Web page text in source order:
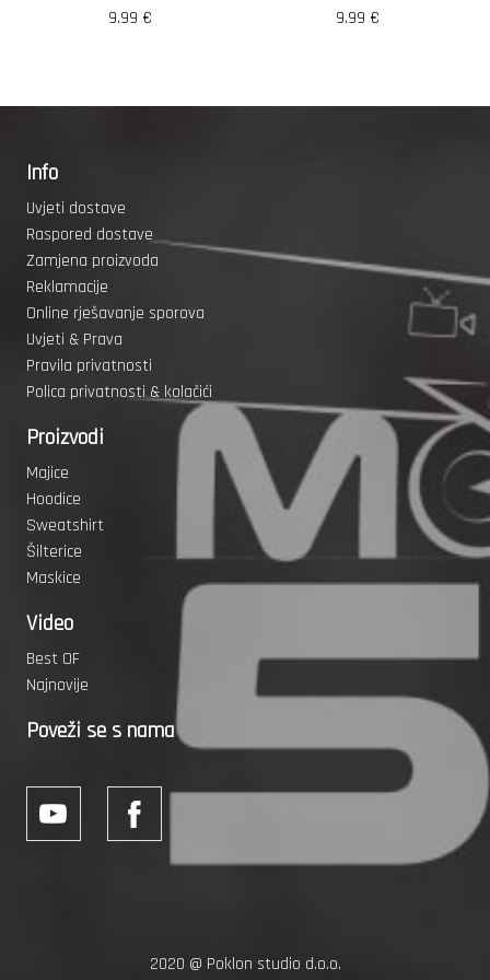
9.99 €
9.99 €
Info
Uvjeti dostave
Raspored dostave
Zamjena proizvoda
Reklamacije
Online rješavanje sporova
Uvjeti & Prava
Pravila privatnosti
Polica privatnosti & kolačići
Proizvodi
Majice
Hoodice
Sweatshirt
Šilterice
Maskice
Video
Best OF
Najnovije
Poveži se s nama
2020 @ Poklon studio d.o.o.